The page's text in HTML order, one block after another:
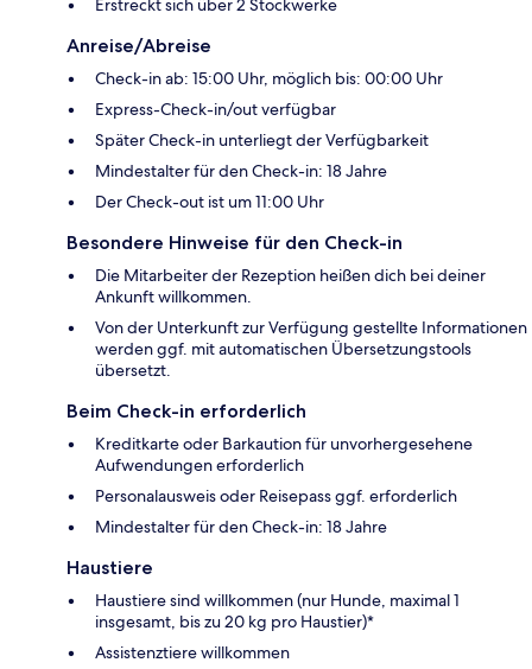
Erstreckt sich über 2 Stockwerke
Anreise/Abreise
Check-in ab: 15:00 Uhr, möglich bis: 00:00 Uhr
Express-Check-in/out verfügbar
Später Check-in unterliegt der Verfügbarkeit
Mindestalter für den Check-in: 18 Jahre
Der Check-out ist um 11:00 Uhr
Besondere Hinweise für den Check-in
Die Mitarbeiter der Rezeption heißen dich bei deiner
Ankunft willkommen.
Von der Unterkunft zur Verfügung gestellte Informationen
werden ggf. mit automatischen Übersetzungstools
übersetzt.
Beim Check-in erforderlich
Kreditkarte oder Barkaution für unvorhergesehene
Aufwendungen erforderlich
Personalausweis oder Reisepass ggf. erforderlich
Mindestalter für den Check-in: 18 Jahre
Haustiere
Haustiere sind willkommen (nur Hunde, maximal 1
insgesamt, bis zu 20 kg pro Haustier)*
Assistenztiere willkommen